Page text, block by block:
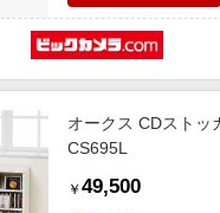
オークス CDストッ
CS695L
￥ 49,500